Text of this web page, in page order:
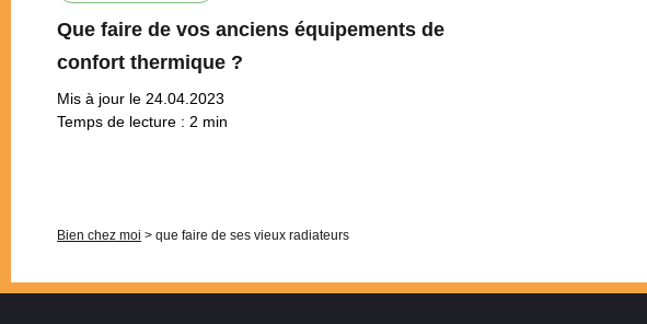
Que faire de vos anciens équipements de
confort thermique ?
Mis à jour le 24.04.2023
Temps de lecture : 2 min
Bien chez moi > que faire de ses vieux radiateurs